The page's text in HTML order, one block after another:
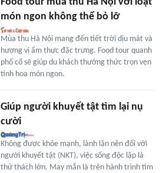
Food tour mùa thu Hà Nội với loạt
món ngon không thể bỏ lỡ
Mùa thu Hà Nội mang đến tiết trời dịu mát và
hương vị ẩm thực đặc trưng. Food tour quanh
phố cổ sẽ giúp du khách thưởng thức trọn vẹn
tinh hoa món ngon.
Giúp người khuyết tật tìm lại nụ
cười
Không được khỏe mạnh, lành lặn nên đối với
người khuyết tật (NKT), việc sống độc lập là
thử thách lớn. May mắn là trên hành trình tìm